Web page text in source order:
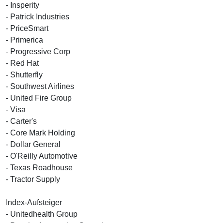
- Insperity
- Patrick Industries
- PriceSmart
- Primerica
- Progressive Corp
- Red Hat
- Shutterfly
- Southwest Airlines
- United Fire Group
- Visa
- Carter's
- Core Mark Holding
- Dollar General
- O'Reilly Automotive
- Texas Roadhouse
- Tractor Supply
Index-Aufsteiger
- Unitedhealth Group